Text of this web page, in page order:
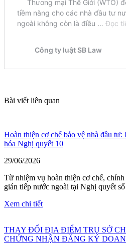
Bài viết liên quan
Hoàn thiện cơ chế bảo vệ nhà đầu
hóa Nghị quyết 10
29/06/2026
Từ nhiệm vụ hoàn thiện cơ chế,
gián tiếp nước ngoài tại Nghị quyết
Xem chi tiết
THAY ĐỔI ĐỊA ĐIỂM TRỤ SỞ
CHỨNG NHẬN ĐĂNG KÝ